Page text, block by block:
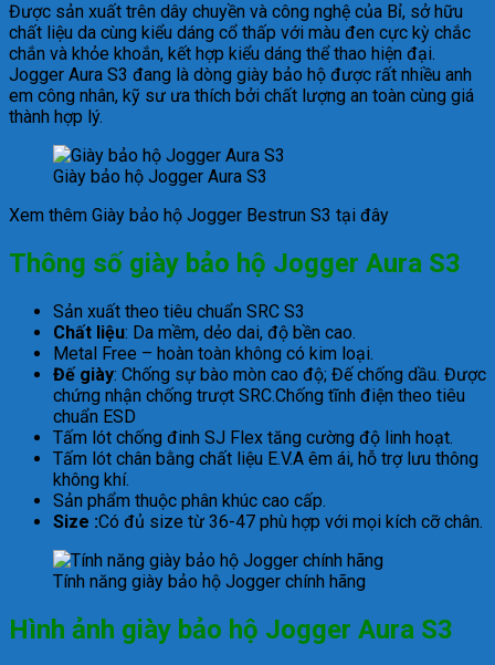
Được sản xuất trên dây chuyền và công nghệ của Bỉ, sở hữu
chất liệu da cùng kiểu dáng cổ thấp với màu đen cực kỳ chắc
chắn và khỏe khoắn, kết hợp kiểu dáng thể thao hiện đại.
Jogger Aura S3 đang là dòng giày bảo hộ được rất nhiều anh
em công nhân, kỹ sư ưa thích bởi chất lượng an toàn cùng giá
thành hợp lý.
Giày bảo hộ Jogger Aura S3
Xem thêm Giày bảo hộ Jogger Bestrun S3 tại đây
Thông số giày bảo hộ Jogger Aura S3
Sản xuất theo tiêu chuẩn SRC S3
Chất liệu: Da mềm, dẻo dai, độ bền cao.
Metal Free – hoàn toàn không có kim loại.
Đế giày: Chống sự bào mòn cao độ; Đế chống dầu. Được
chứng nhận chống trượt SRC.Chống tĩnh điện theo tiêu
chuẩn ESD
Tấm lót chống đinh SJ Flex tăng cường độ linh hoạt.
Tấm lót chân bằng chất liệu E.V.A êm ái, hỗ trợ lưu thông
không khí.
Sản phẩm thuộc phân khúc cao cấp.
Size :Có đủ size từ 36-47 phù hợp với mọi kích cỡ chân.
Tính năng giày bảo hộ Jogger chính hãng
Hình ảnh giày bảo hộ Jogger Aura S3